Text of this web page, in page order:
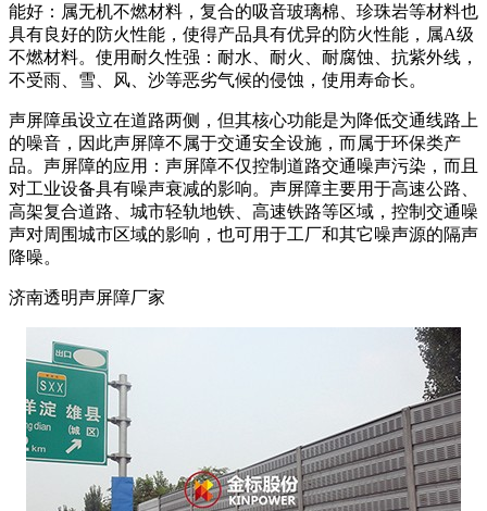
能好：属无机不燃材料，复合的吸音玻璃棉、珍珠岩等材料也
具有良好的防火性能，使得产品具有优异的防火性能，属A级
不燃材料。使用耐久性强：耐水、耐火、耐腐蚀、抗紫外线，
不受雨、雪、风、沙等恶劣气候的侵蚀，使用寿命长。
声屏障虽设立在道路两侧，但其核心功能是为降低交通线路上
的噪音，因此声屏障不属于交通安全设施，而属于环保类产
品。声屏障的应用：声屏障不仅控制道路交通噪声污染，而且
对工业设备具有噪声衰减的影响。声屏障主要用于高速公路、
高架复合道路、城市轻轨地铁、高速铁路等区域，控制交通噪
声对周围城市区域的影响，也可用于工厂和其它噪声源的隔声
降噪。
济南透明声屏障厂家